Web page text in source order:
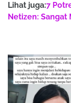
Lihat juga:7
Netizen: Sangat